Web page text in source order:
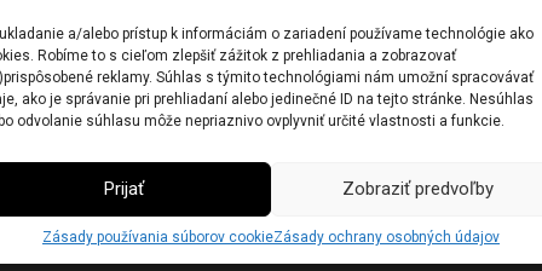
a/alebo prístup k informáciám o zariadení používame technológie ako
Robíme to s cieľom zlepšiť zážitok z prehliadania a zobrazovať
reklamy. Súhlas s týmito technológiami nám umožní spracovávať
ako je správanie pri prehliadaní alebo jedinečné ID na tejto stránke. Nesúhlas
odvolanie súhlasu môže nepriaznivo ovplyvniť určité vlastnosti a funkcie.
Prijať Zobraziť predvoľby
Zásady používania súborov cookieZásady ochrany osobných údajov
Atrium Letní Lázně19:00 - 21:00 VSTUPENKY - REZERVACE